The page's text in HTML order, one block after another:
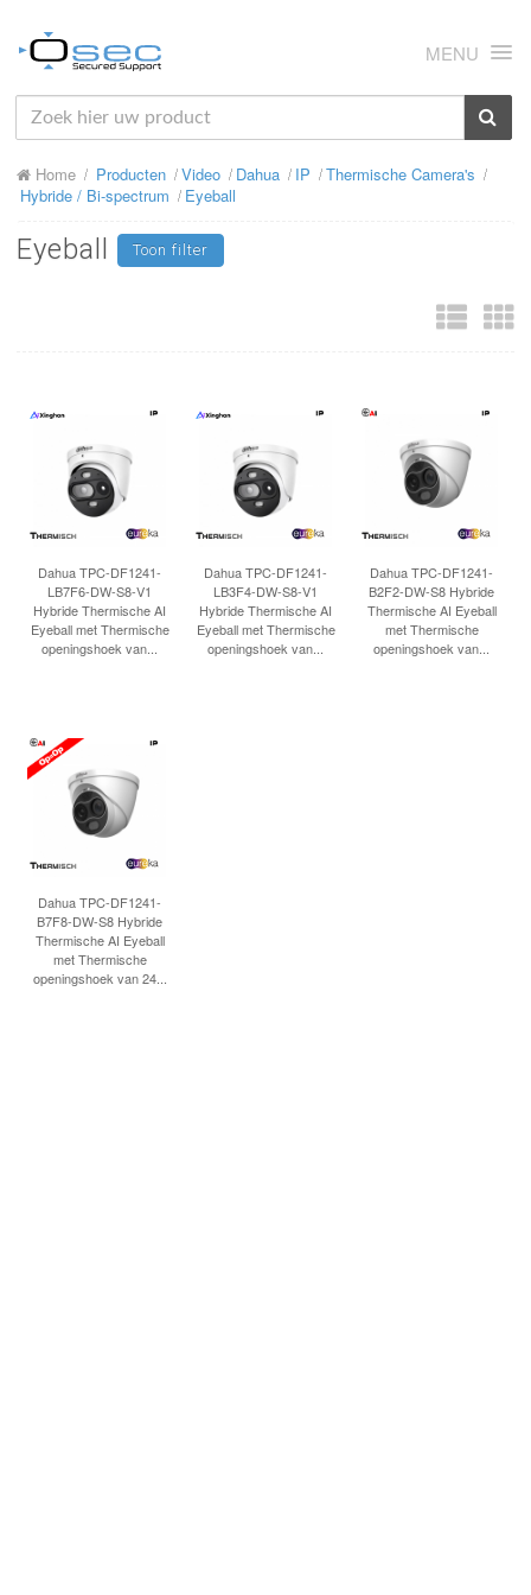
MENU
HOME
OVER ONS
NIEUWS
CONTACT
INLOGGEN
Home Producten Video Dahua IP
Thermische Camera's
Hybride / Bi-spectrum
Eyeball
Eyeball Toon filter
Dahua TPC-DF1241-
LB7F6-DW-S8-V1
Hybride Thermische AI
Eyeball met Thermische
openingshoek van...
Dahua TPC-DF1241-
LB3F4-DW-S8-V1
Hybride Thermische AI
Eyeball met Thermische
openingshoek van...
Dahua TPC-DF1241-
B2F2-DW-S8 Hybride
Thermische AI Eyeball
met Thermische
openingshoek van...
Dahua TPC-DF1241-
B7F8-DW-S8 Hybride
Thermische AI Eyeball
met Thermische
openingshoek van 24...